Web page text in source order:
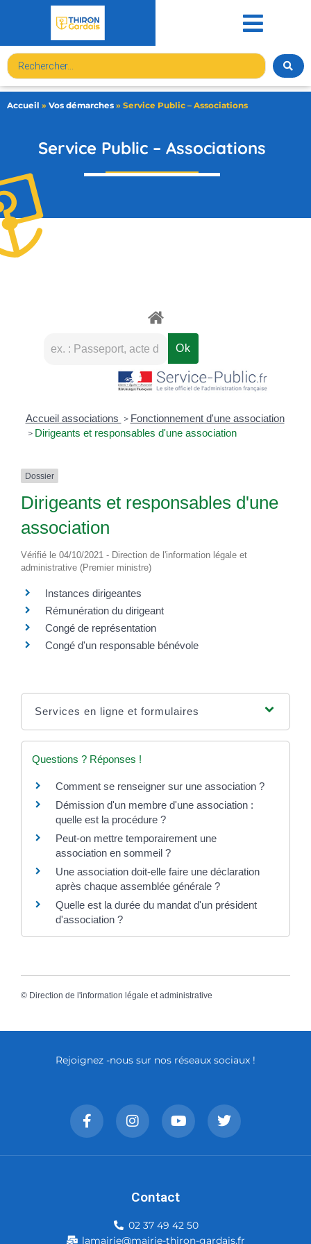
Accueil » Vos démarches » Service Public – Associations
Service Public – Associations
Accueil associations > Fonctionnement d'une association
> Dirigeants et responsables d'une association
Dossier
Dirigeants et responsables d'une
association
Vérifié le 04/10/2021 - Direction de l'information légale et
administrative (Premier ministre)
Instances dirigeantes
Rémunération du dirigeant
Congé de représentation
Congé d'un responsable bénévole
Services en ligne et formulaires
Questions ? Réponses !
Comment se renseigner sur une association ?
Démission d'un membre d'une association :
quelle est la procédure ?
Peut-on mettre temporairement une
association en sommeil ?
Une association doit-elle faire une déclaration
après chaque assemblée générale ?
Quelle est la durée du mandat d'un président
d'association ?
© Direction de l'information légale et administrative
Rejoignez -nous sur nos réseaux sociaux !
Contact
02 37 49 42 50
lamairie@mairie-thiron-gardais.fr